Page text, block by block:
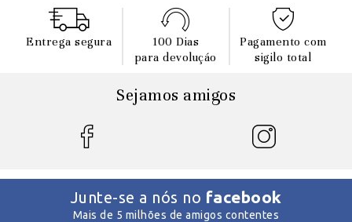
Entrega segura
100 Dias
para devoluçáo
Pagamento com
sigilo total
Sejamos amigos
Junte-se a nós no facebook
Mais de 5 milhões de amigos contentes